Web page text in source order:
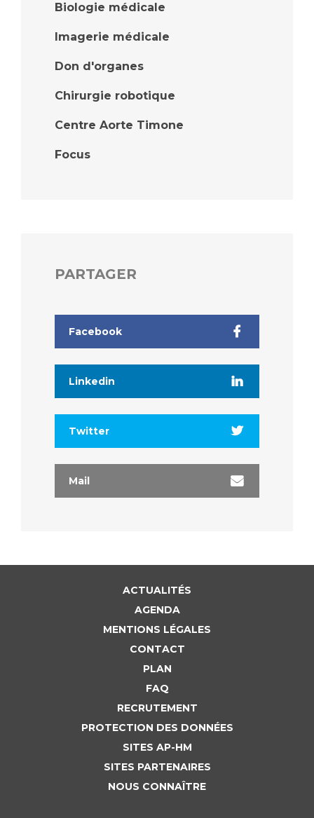
Biologie médicale
Imagerie médicale
Don d'organes
Chirurgie robotique
Centre Aorte Timone
Focus
PARTAGER
Facebook
Linkedin
Twitter
Mail
ACTUALITÉS
AGENDA
MENTIONS LÉGALES
CONTACT
PLAN
FAQ
RECRUTEMENT
PROTECTION DES DONNÉES
SITES AP-HM
SITES PARTENAIRES
NOUS CONNAÎTRE